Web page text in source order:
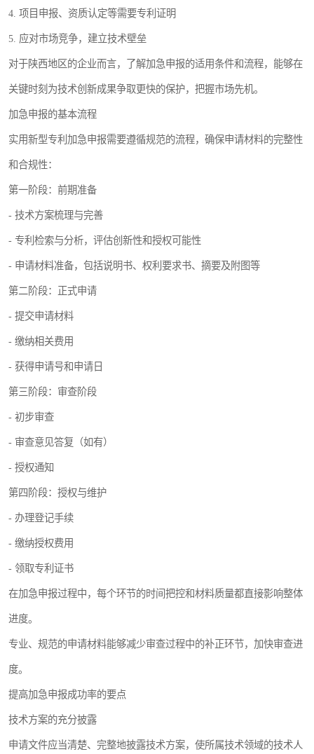
4. 项目申报、资质认定等需要专利证明
5. 应对市场竞争，建立技术壁垒
对于陕西地区的企业而言，了解加急申报的适用条件和流程，能够在
关键时刻为技术创新成果争取更快的保护，把握市场先机。
加急申报的基本流程
实用新型专利加急申报需要遵循规范的流程，确保申请材料的完整性
和合规性：
第一阶段：前期准备
- 技术方案梳理与完善
- 专利检索与分析，评估创新性和授权可能性
- 申请材料准备，包括说明书、权利要求书、摘要及附图等
第二阶段：正式申请
- 提交申请材料
- 缴纳相关费用
- 获得申请号和申请日
第三阶段：审查阶段
- 初步审查
- 审查意见答复（如有）
- 授权通知
第四阶段：授权与维护
- 办理登记手续
- 缴纳授权费用
- 领取专利证书
在加急申报过程中，每个环节的时间把控和材料质量都直接影响整体
进度。
专业、规范的申请材料能够减少审查过程中的补正环节，加快审查进
度。
提高加急申报成功率的要点
技术方案的充分披露
申请文件应当清楚、完整地披露技术方案，使所属技术领域的技术人